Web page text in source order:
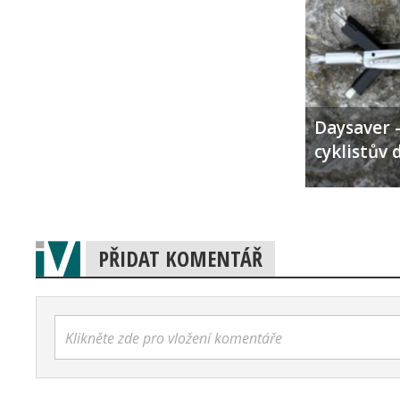
Daysaver
cyklistův
PŘIDAT KOMENTÁŘ
Klikněte zde pro vložení komentáře